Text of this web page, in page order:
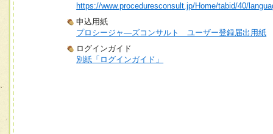
https://www.proceduresconsult.jp/Home/tabid/40/
申込用紙
プロシージャ―ズコンサルト ユーザー登録届出用紙
ログインガイド
別紙「ログインガイド」